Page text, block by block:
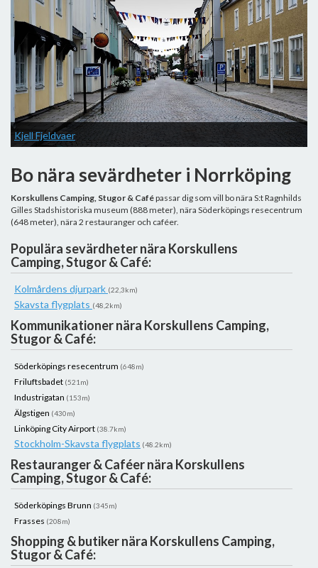
Kjell Fjeldvaer
Bo nära sevärdheter i Norrköping
Korskullens Camping, Stugor & Cafépassar dig som vill bo nära S:t Ragnhilds
Gilles Stadshistoriska museum (888 meter), nära Söderköpings resecentrum
(648 meter), nära 2 restauranger och caféer.
Populära sevärdheter nära Korskullens
Camping, Stugor & Café:
Kolmårdens djurpark (22,3km)
Skavsta flygplats (48,2km)
Kommunikationer nära Korskullens Camping,
Stugor & Café:
Söderköpings resecentrum (648m)
Friluftsbadet (521m)
Industrigatan (153m)
Älgstigen (430m)
Linköping City Airport (38.7km)
Stockholm-Skavsta flygplats (48.2km)
Restauranger & Caféer nära Korskullens
Camping, Stugor & Café:
Söderköpings Brunn (345m)
Frasses (208m)
Shopping & butiker nära Korskullens Camping,
Stugor & Café: